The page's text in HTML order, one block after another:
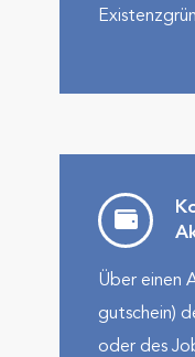
Über einen
gutschein)
oder des